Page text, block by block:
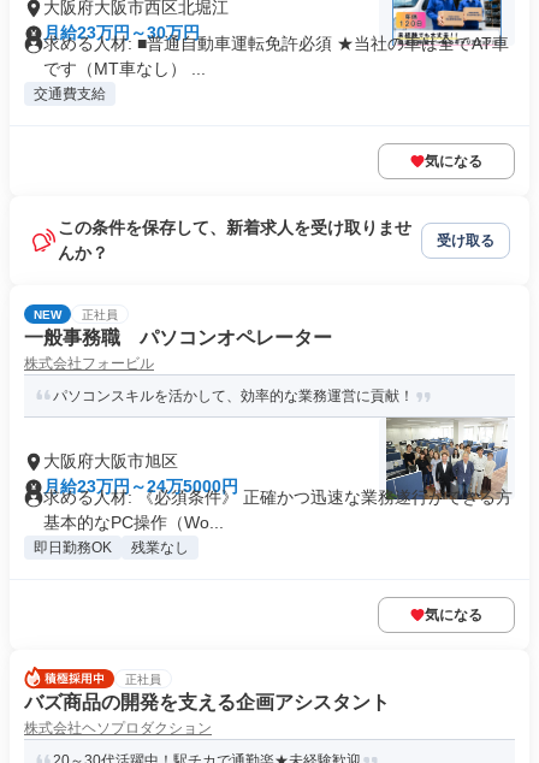
大阪府大阪市西区北堀江
月給23万円～30万円
求める人材: ■普通自動車運転免許必須 ★当社の車は全てAT車
です（MT車なし） ...
交通費支給
気になる
この条件を保存して、新着求人を受け取りませ
んか？
受け取る
NEW 正社員
一般事務職 パソコンオペレーター
株式会社フォービル
パソコンスキルを活かして、効率的な業務運営に貢献！
大阪府大阪市旭区
月給23万円～24万5000円
求める人材: 《必須条件》 正確かつ迅速な業務遂行ができる方
基本的なPC操作（Wo...
即日勤務OK 残業なし
気になる
正社員
バズ商品の開発を支える企画アシスタント
株式会社ヘソプロダクション